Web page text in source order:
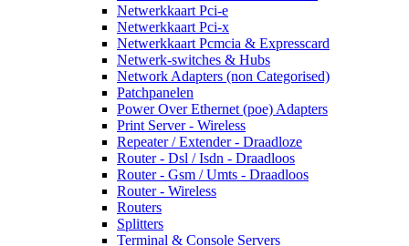
Netwerkkaart Pci-e
Netwerkkaart Pci-x
Netwerkkaart Pcmcia & Expresscard
Netwerk-switches & Hubs
Network Adapters (non Categorised)
Patchpanelen
Power Over Ethernet (poe) Adapters
Print Server - Wireless
Repeater / Extender - Draadloze
Router - Dsl / Isdn - Draadloos
Router - Gsm / Umts - Draadloos
Router - Wireless
Routers
Splitters
Terminal & Console Servers